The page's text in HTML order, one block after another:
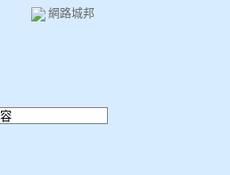
網路城邦